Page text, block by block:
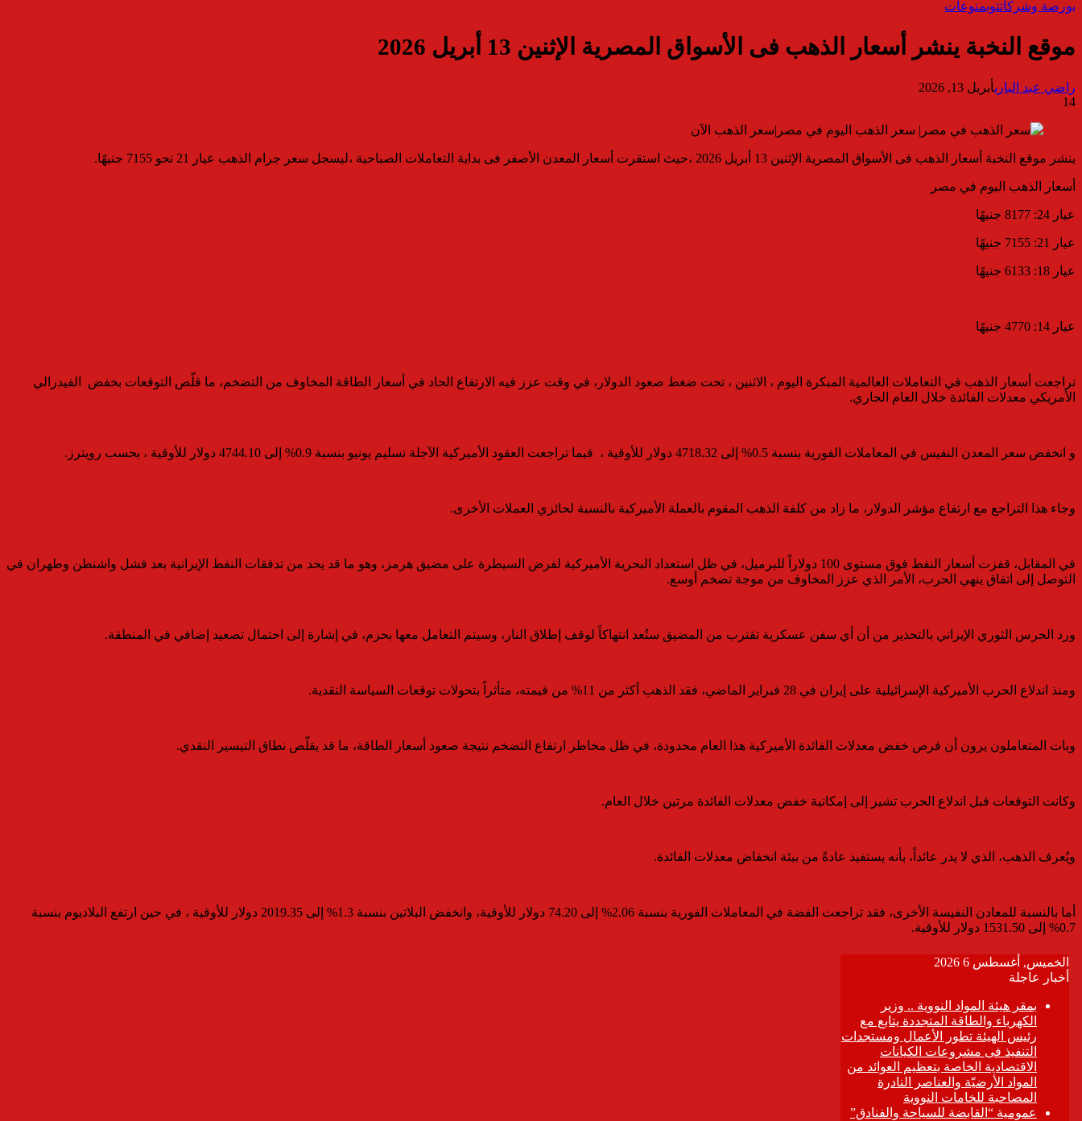
بورصة وشركاتتوبمنوعات
موقع النخبة ينشر أسعار الذهب فى الأسواق المصرية الإثنين 13 أبريل 2026
راضي عبد الباريأبريل 13, 2026
14
ينشر موقع النخبة أسعار الذهب فى الأسواق المصرية الإثنين 13 أبريل 2026 ،حيث استقرت أسعار المعدن الأصفر فى بداية التعاملات الصباحية ،ليسجل سعر جرام الذهب عيار 21 نحو 7155 جنيهًا.
أسعار الذهب اليوم في مصر
عيار 24: 8177 جنيهًا
عيار 21: 7155 جنيهًا
عيار 18: 6133 جنيهًا
عيار 14: 4770 جنيهًا
تراجعت أسعار الذهب في التعاملات العالمية المبكرة اليوم ، الاثنين ، تحت ضغط صعود الدولار، في وقت عزز فيه الارتفاع الحاد في أسعار الطاقة المخاوف من التضخم، ما قلّص التوقعات بخفض الفيدرالي
الأمريكي معدلات الفائدة خلال العام الجاري.
و انخفض سعر المعدن النفيس في المعاملات الفورية بنسبة 0.5% إلى 4718.32 دولار للأوقية ، فيما تراجعت العقود الأميركية الآجلة تسليم يونيو بنسبة 0.9% إلى 4744.10 دولار للأوقية ، بحسب رويترز.
وجاء هذا التراجع مع ارتفاع مؤشر الدولار، ما زاد من كلفة الذهب المقوم بالعملة الأميركية بالنسبة لحائزي العملات الأخرى.
في المقابل، قفزت أسعار النفط فوق مستوى 100 دولاراً للبرميل، في ظل استعداد البحرية الأميركية لفرض السيطرة على مضيق هرمز، وهو ما قد يحد من تدفقات النفط الإيرانية بعد فشل واشنطن وطهران في
التوصل إلى اتفاق ينهي الحرب، الأمر الذي عزز المخاوف من موجة تضخم أوسع.
ورد الحرس الثوري الإيراني بالتحذير من أن أي سفن عسكرية تقترب من المضيق ستُعد انتهاكاً لوقف إطلاق النار، وسيتم التعامل معها بحزم، في إشارة إلى احتمال تصعيد إضافي في المنطقة.
ومنذ اندلاع الحرب الأميركية الإسرائيلية على إيران في 28 فبراير الماضي، فقد الذهب أكثر من 11% من قيمته، متأثراً بتحولات توقعات السياسة النقدية.
وبات المتعاملون يرون أن فرص خفض معدلات الفائدة الأميركية هذا العام محدودة، في ظل مخاطر ارتفاع التضخم نتيجة صعود أسعار الطاقة، ما قد يقلّص نطاق التيسير النقدي.
وكانت التوقعات قبل اندلاع الحرب تشير إلى إمكانية خفض معدلات الفائدة مرتين خلال العام.
ويُعرف الذهب، الذي لا يدر عائداً، بأنه يستفيد عادةً من بيئة انخفاض معدلات الفائدة.
أما بالنسبة للمعادن النفيسة الأخرى، فقد تراجعت الفضة في المعاملات الفورية بنسبة 2.06% إلى 74.20 دولار للأوقية، وانخفض البلاتين بنسبة 1.3% إلى 2019.35 دولار للأوقية ، في حين ارتفع البلاديوم بنسبة
0.7% إلى 1531.50 دولار للأوقية.